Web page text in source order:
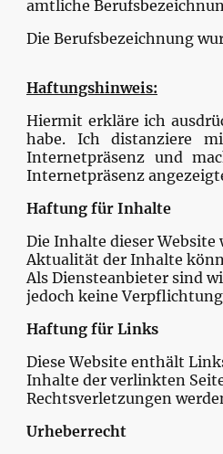
amtliche
Die Berufsbezeichnung
Haftungshinweis:
Hiermit erkläre ich
habe. Ich distanziere
Internetpräsenz und
Internetpräsenz
Haftung für Inhalte
Die Inhalte dieser
Aktualität der Inhalte
Als Diensteanbieter sind
jedoch keine
Haftung für Links
Diese Website enthält
Inhalte der verlinkten
Rechtsverletzungen
Urheberrecht